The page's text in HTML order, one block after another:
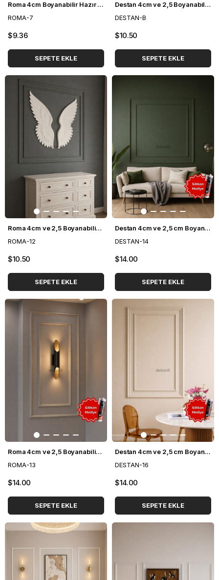
Roma 4cm Boyanabilir Hazır Kesilmiş Duvar Çıtası Paketi (110*110 cm)
ROMA-7
$9.36
SEPETE EKLE
Destan 4cm ve 2,5 Boyanabilir Hazır Kesilmiş Duvar Çıtası Paketi (120*120cm)
DESTAN-B
$10.50
SEPETE EKLE
Roma 4cm ve 2,5 Boyanabilir Hazır Kesilmiş Duvar Çıtası Paketi (120*120cm)
ROMA-12
$10.50
SEPETE EKLE
Destan 4cm ve 2,5 cm Boyanabilir Hazır Kesilmiş Duvar Çıtası Paketi (120*120cm)
DESTAN-14
$14.00
SEPETE EKLE
Roma 4cm ve 2,5 Boyanabilir Hazır Kesilmiş Duvar Çıtası Paketi (120*70cm)
ROMA-13
$14.00
SEPETE EKLE
Destan 4cm ve 2,5 cm Boyanabilir Hazır Kesilmiş Duvar Çıtası Paketi (120*70cm)
DESTAN-16
$14.00
SEPETE EKLE